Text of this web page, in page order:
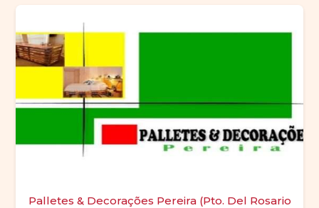
Palletes & Decorações Pereira (Pto. Del Rosario